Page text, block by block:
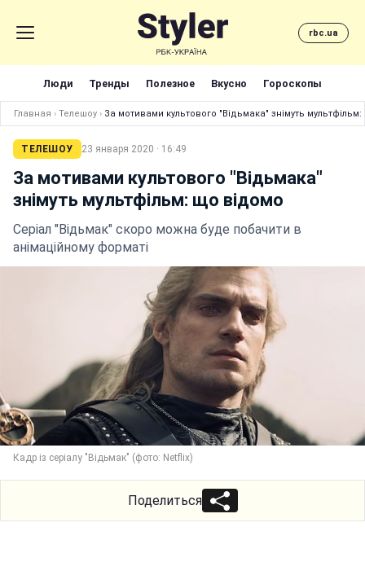
rbc.ua
Люди Тренды Полезное Вкусно Гороскопы
Главная › Телешоу › За мотивами культового "Відьмака" знімуть
ТЕЛЕШОУ 23 января 2020 · 16:49
За мотивами культового "Відьмака"
знімуть мультфільм: що відомо
Серіал "Відьмак" скоро можна буде побачити в
анімаційному форматі
Кадр із серіалу "Відьмак" (фото: Netflix)
Поделиться